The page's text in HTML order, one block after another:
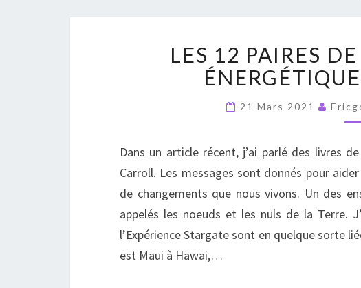
LES 12 PAIRES
21 Mars 2021
Dans un article récent, j’ai parlé des livres
Carroll. Les messages sont donnés pour
de changements que nous vivons. Un des
appelés les noeuds et les nuls de la Terre.
l’Expérience Stargate sont en quelque sorte
est Maui à Hawai,…